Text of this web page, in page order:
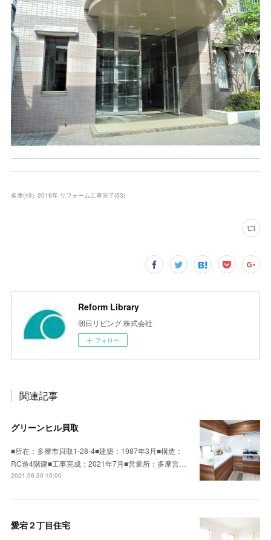
多摩(49) 2016年 リフォーム工事完了(53)
Reform Library
朝日リビング 株式会社
フォロー
関連記事
グリーンヒル貝取
■所在：多摩市貝取1-28-4■建築：1987年3月■構造：
RC造4階建■工事完成：2021年7月■営業所：多摩営…
2021.06.30 15:00
愛宕２丁目住宅